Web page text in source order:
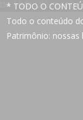
* TODO O
Todo o conteúdo
Patrimônio: nossas